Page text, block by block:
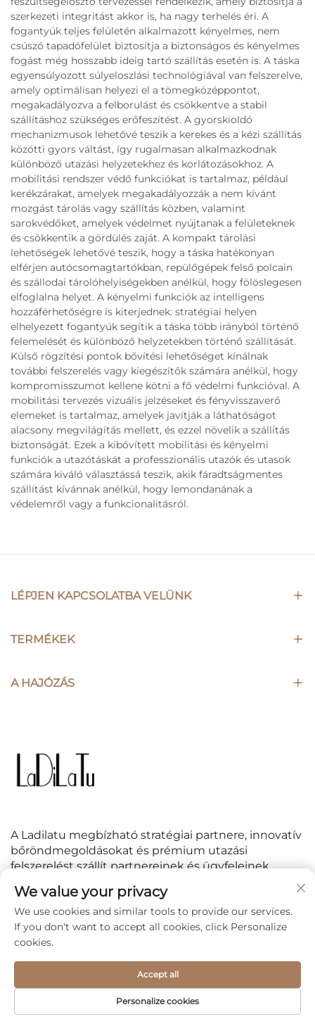
szerkezeti integritást akkor is, ha nagy terhelés éri. A
fogantyúk teljes felületén alkalmazott kényelmes, nem
csúszó tapadófelület biztosítja a biztonságos és kényelmes
fogást még hosszabb ideig tartó szállítás esetén is. A táska
egyensúlyozott súlyeloszlási technológiával van felszerelve,
amely optimálisan helyezi el a tömegközéppontot,
megakadályozva a felborulást és csökkentve a stabil
szállításhoz szükséges erőfeszítést. A gyorskioldó
mechanizmusok lehetővé teszik a kerekes és a kézi szállítás
közötti gyors váltást, így rugalmasan alkalmazkodnak
különböző utazási helyzetekhez és korlátozásokhoz. A
mobilitási rendszer védő funkciókat is tartalmaz, például
kerékzárakat, amelyek megakadályozzák a nem kívánt
mozgást tárolás vagy szállítás közben, valamint
sarokvédőket, amelyek védelmet nyújtanak a felületeknek
és csökkentik a gördülés zaját. A kompakt tárolási
lehetőségek lehetővé teszik, hogy a táska hatékonyan
elférjen autócsomagtartókban, repülőgépek felső polcain
és szállodai tárolóhelyiségekben anélkül, hogy fölöslegesen
elfoglalna helyet. A kényelmi funkciók az intelligens
hozzáférhetőségre is kiterjednek: stratégiai helyen
elhelyezett fogantyúk segítik a táska több irányból történő
felemelését és különböző helyzetekben történő szállítását.
Külső rögzítési pontok bővítési lehetőséget kínálnak
további felszerelés vagy kiegészítők számára anélkül, hogy
kompromisszumot kellene kötni a fő védelmi funkcióval. A
mobilitási tervezés vizuális jelzéseket és fényvisszaverő
elemeket is tartalmaz, amelyek javítják a láthatóságot
alacsony megvilágítás mellett, és ezzel növelik a szállítás
biztonságát. Ezek a kibővített mobilitási és kényelmi
funkciók a utazótáskát a professzionális utazók és utasok
számára kiváló választássá teszik, akik fáradtságmentes
szállítást kívánnak anélkül, hogy lemondanának a
védelemről vagy a funkcionalitásról.
LÉPJEN KAPCSOLATBA VELÜNK
TERMÉKEK
A HAJÓZÁS
A Ladilatu megbízható stratégiai partnere, innovatív
bőröndmegoldásokat és prémium utazási
felszerelést szállít partnereinek és ügyfeleinek
KÖVESS MINKET
Copyright © 2026 Jiaxing Linzhihang International Trade
Co., Ltd All Rights Reserved -Adatvédelmi irányelvek
We value your privacy
We use cookies and similar tools to provide our services.
If you don't want to accept all cookies, click Personalize
cookies.
Personalize cookies
Accept all